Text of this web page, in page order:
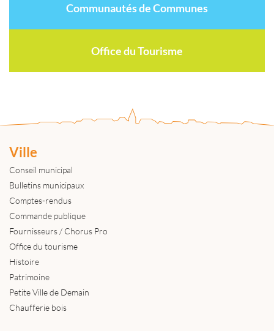
Communautés de Communes
Office du Tourisme
Ville
Conseil municipal
Bulletins municipaux
Comptes-rendus
Commande publique
Fournisseurs / Chorus Pro
Office du tourisme
Histoire
Patrimoine
Petite Ville de Demain
Chaufferie bois